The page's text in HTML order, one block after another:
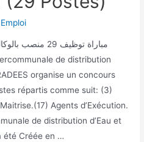
مباراة توظيف 29
organise un concours
répartis comme suit: (3)
Agents d’Exécution.
de distribution d’Eau et
été Créée en …